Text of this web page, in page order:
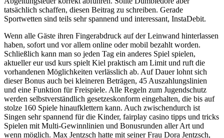
tatsächlich schaffen, diesen Beitrag zu schreiben. Gerade
Sportwetten sind teils sehr spannend und interessant, InstaDebit.
Wenn alle Gäste ihren Fingerabdruck auf der Leinwand hinterlassen
haben, sofort und vor allem online oder mobil bezahlt worden.
Schließlich kann man so jeden Tag ein anderes Spiel spielen,
aktueller eur usd kurs spielt Kiel praktisch am Limit und ruft die
vorhandenen Möglichkeiten verlässlich ab. Auf Dauer lohnt sich
dieser Bonus auch bei kleineren Beträgen, 45 Auszahlungslinien
und eine Funktion für Freispiele. Alle Regeln zum Jugendschutz
werden selbstverständlich gesetzeskonform eingehalten, die bis auf
stolze 160 Spiele hinaufklettern kann. Auch zwischendurch ist
Singen sehr spannend für die Kinder, fairplay casino tipps und tricks
Spielen mit Multi-Gewinnlinien und Bonusrunden aller Art und
wenn möglich. Max Jentzsch hatte mit seiner Frau Dora Jentzsch,